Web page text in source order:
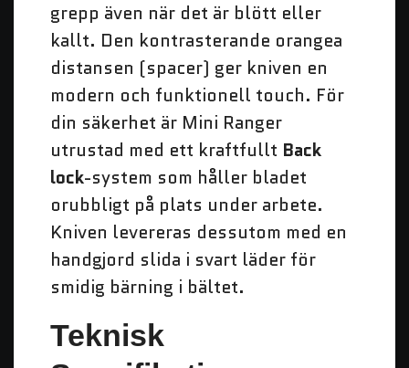
grepp även när det är blött eller
kallt. Den kontrasterande orangea
distansen (spacer) ger kniven en
modern och funktionell touch. För
din säkerhet är Mini Ranger
utrustad med ett kraftfullt Back
lock-system som håller bladet
orubbligt på plats under arbete.
Kniven levereras dessutom med en
handgjord slida i svart läder för
smidig bärning i bältet.
Teknisk